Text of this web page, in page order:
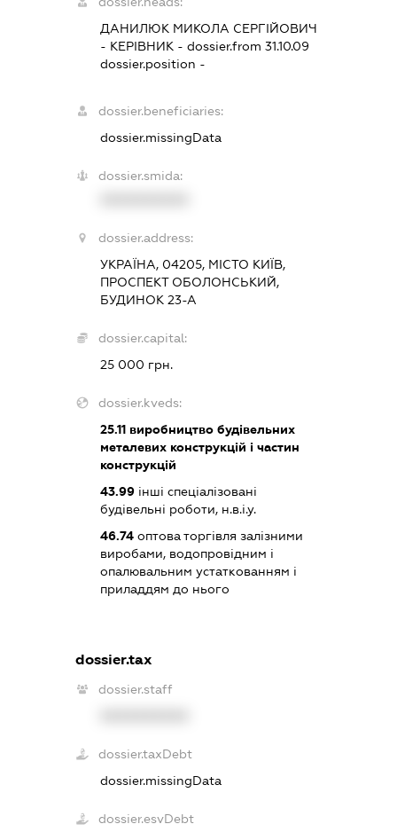
ДАНИЛЮК МИКОЛА СЕРГІЙОВИЧ
- КЕРІВНИК - dossier.from 31.10.09
dossier.position -
dossier.beneficiaries:
dossier.missingData
dossier.smida:
dossier.address:
УКРАЇНА, 04205, МІСТО КИЇВ,
ПРОСПЕКТ ОБОЛОНСЬКИЙ,
БУДИНОК 23-А
dossier.capital:
25 000 грн.
dossier.kveds:
25.11виробництво будівельних
металевих конструкцій і частин
конструкцій
43.99інші спеціалізовані
будівельні роботи, н.в.і.у.
46.74оптова торгівля залізними
виробами, водопровідним і
опалювальним устаткованням і
приладдям до нього
dossier.tax
dossier.staff
dossier.taxDebt
dossier.missingData
dossier.esvDebt